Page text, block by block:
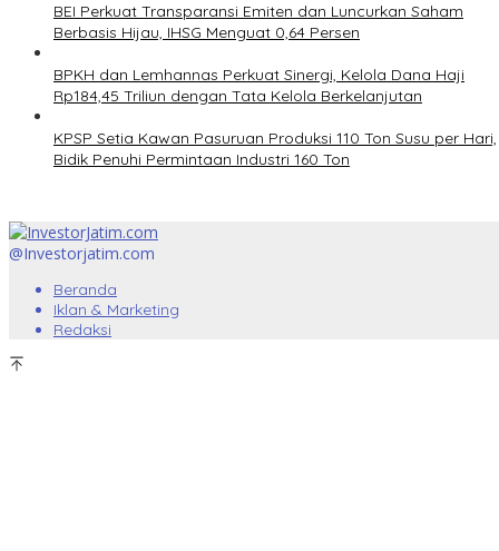
BEI Perkuat Transparansi Emiten dan Luncurkan Saham
Berbasis Hijau, IHSG Menguat 0,64 Persen
BPKH dan Lemhannas Perkuat Sinergi, Kelola Dana Haji
Rp184,45 Triliun dengan Tata Kelola Berkelanjutan
KPSP Setia Kawan Pasuruan Produksi 110 Ton Susu per Hari,
Bidik Penuhi Permintaan Industri 160 Ton
@Investorjatim.com
Beranda
Iklan & Marketing
Redaksi